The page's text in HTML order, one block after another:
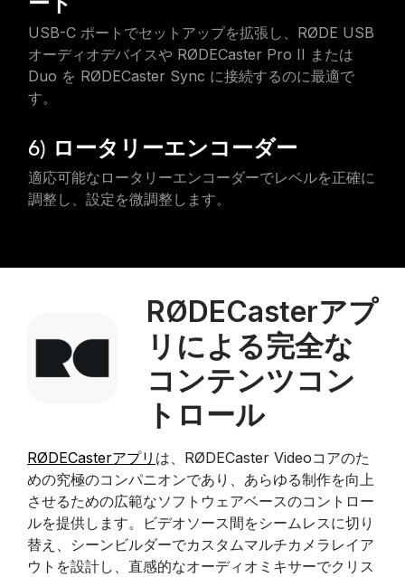
ート
USB-C ポートでセットアップを拡張し、RØDE USB
オーディオデバイスや RØDECaster Pro II または
Duo を RØDECaster Sync に接続するのに最適で
す。
6) ロータリーエンコーダー
適応可能なロータリーエンコーダーでレベルを正確に
調整し、設定を微調整します。
RØDECasterアプ
リによる完全な
コンテンツコン
トロール
RØDECasterアプリ は、RØDECaster Videoコアのた
めの究極のコンパニオンであり、あらゆる制作を向上
させるための広範なソフトウェアベースのコントロー
ルを提供します。ビデオソース間をシームレスに切り
替え、シーンビルダーでカスタムマルチカメラレイア
ウトを設計し、直感的なオーディオミキサーでクリス